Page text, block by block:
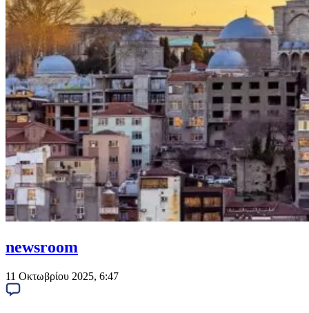
newsroom
11 Οκτωβρίου 2025, 6:47